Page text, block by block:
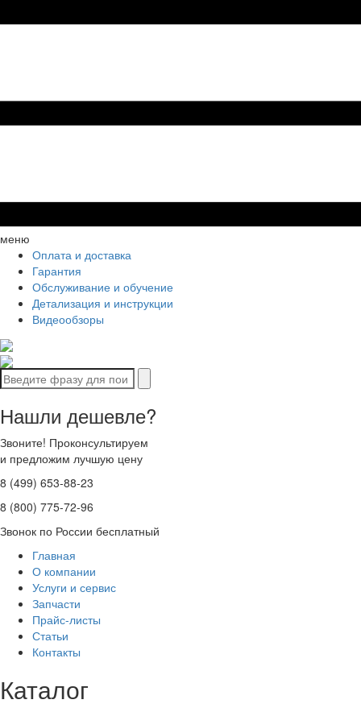
меню
Оплата и доставка
Гарантия
Обслуживание и обучение
Детализация и инструкции
Видеообзоры
Нашли дешевле?
Звоните! Проконсультируем
и предложим лучшую цену
8 (499) 653-88-23
8 (800) 775-72-96
Звонок по России бесплатный
Главная
О компании
Услуги и сервис
Запчасти
Прайс-листы
Статьи
Контакты
Каталог